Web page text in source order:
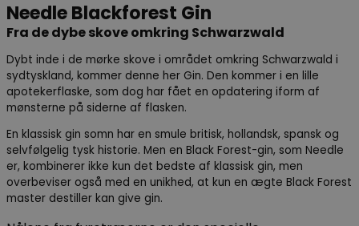
Needle Blackforest Gin
Fra de dybe skove omkring Schwarzwald
Dybt inde i de mørke skove i området omkring Schwarzwald i
sydtyskland, kommer denne her Gin. Den kommer i en lille
apotekerflaske, som dog har fået en opdatering iform af
mønsterne på siderne af flasken.
En klassisk gin somn har en smule britisk, hollandsk, spansk og
selvfølgelig tysk historie. Men en Black Forest-gin, som Needle
er, kombinerer ikke kun det bedste af klassisk gin, men
overbeviser også med en unikhed, at kun en ægte Black Forest
master destiller kan give gin.